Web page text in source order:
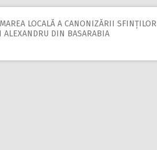
LOCALĂ A CANONIZĂRII SFINȚILOR
ALEXANDRU DIN BASARABIA